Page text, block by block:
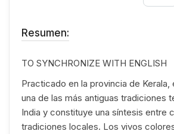
Resumen:
TO SYNCHRONIZE WITH ENGLISH
Practicado en la provincia de Kerala,
una de las más antiguas tradiciones
India y constituye una síntesis entre
tradiciones locales. Los vivos